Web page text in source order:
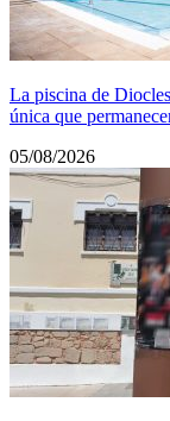
La piscina de
única que
05/08/2026